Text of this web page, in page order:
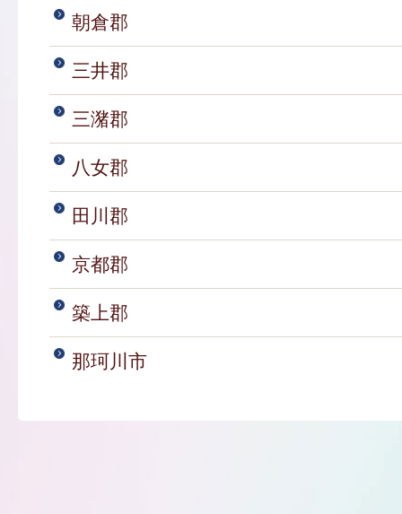
朝倉郡
三井郡
三潴郡
八女郡
田川郡
京都郡
築上郡
那珂川市